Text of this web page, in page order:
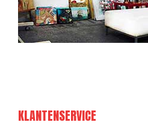
KLANTENSERVICE